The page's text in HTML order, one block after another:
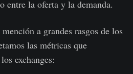
entre la oferta y la demanda.
a grandes rasgos de los
las métricas que
exchanges: